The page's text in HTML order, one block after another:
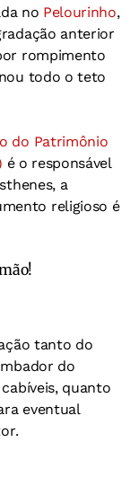
no Pelourinho,
anterior
rompimento
todo o teto
do Patrimônio
é o responsável
a
religioso é
tanto do
do
quanto
eventual